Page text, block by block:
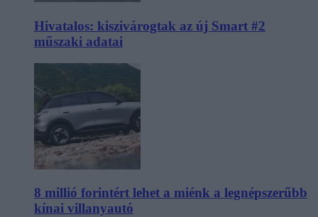
Hivatalos: kiszivárogtak az új Smart #2
műszaki adatai
8 millió forintért lehet a miénk a legnépszerűbb
kínai villanyautó